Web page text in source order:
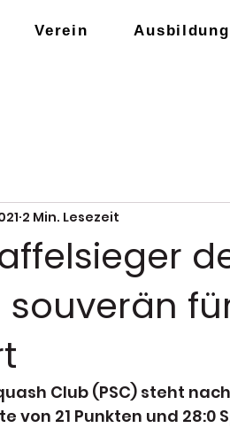
Verein Ausbildung
2 Min. Lesezeit
Club (PSC) steht
von 21 Punkten und 28:0